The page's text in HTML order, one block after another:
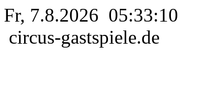
Fr, 7.8.2026 05:33:10
circus-gastspiele.de